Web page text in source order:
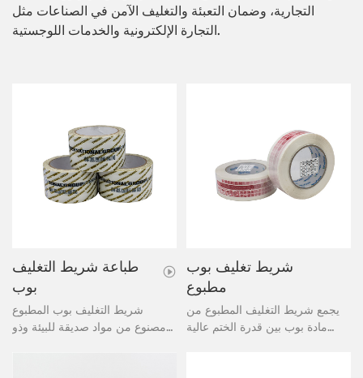
التجارية، وضمان التعبئة والتغليف الآمن في الصناعات مثل
التجارة الإلكترونية والخدمات اللوجستية.
طباعة شريط التغليف
بوب
شريط التغليف بوب المطبوع
مصنوع من مواد صديقة للبيئة وذو
شريط تغليف بوب
مطبوع
يجمع شريط التغليف المطبوع من
مادة بوب بين قدرة الختم عالية